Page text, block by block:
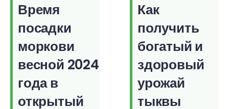
Время
посадки
моркови
весной 2024
года в
открытый
Как
получить
богатый и
здоровый
урожай
тыквы